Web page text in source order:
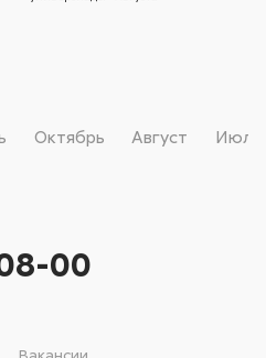
Октябрь Август Июль
Вакансии
00